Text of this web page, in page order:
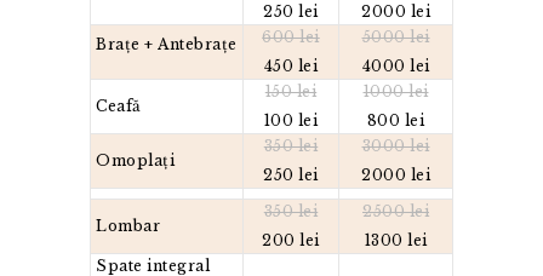
250 lei
2000 lei
Brațe + Antebrațe
600 lei
450 lei
5000 lei
4000 lei
Ceafă
150 lei
100 lei
1000 lei
800 lei
Omoplați
350 lei
250 lei
3000 lei
2000 lei
Lombar
350 lei
200 lei
2500 lei
1300 lei
Spate integral